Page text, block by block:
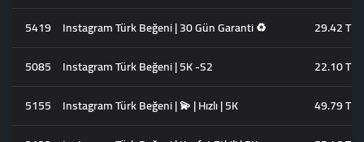
5419 Instagram Türk Beğeni | 30 Gün Garanti ♻️
29.42 TL
5085
Instagram Türk Beğeni | 5K -S2
22.10 TL
5155
Instagram Türk Beğeni | 💫 | Hızlı | 5K
49.79 TL